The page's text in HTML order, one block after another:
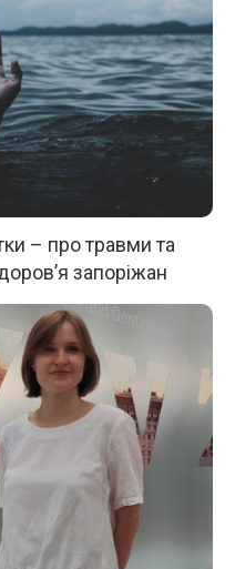
– про травми та
запоріжан